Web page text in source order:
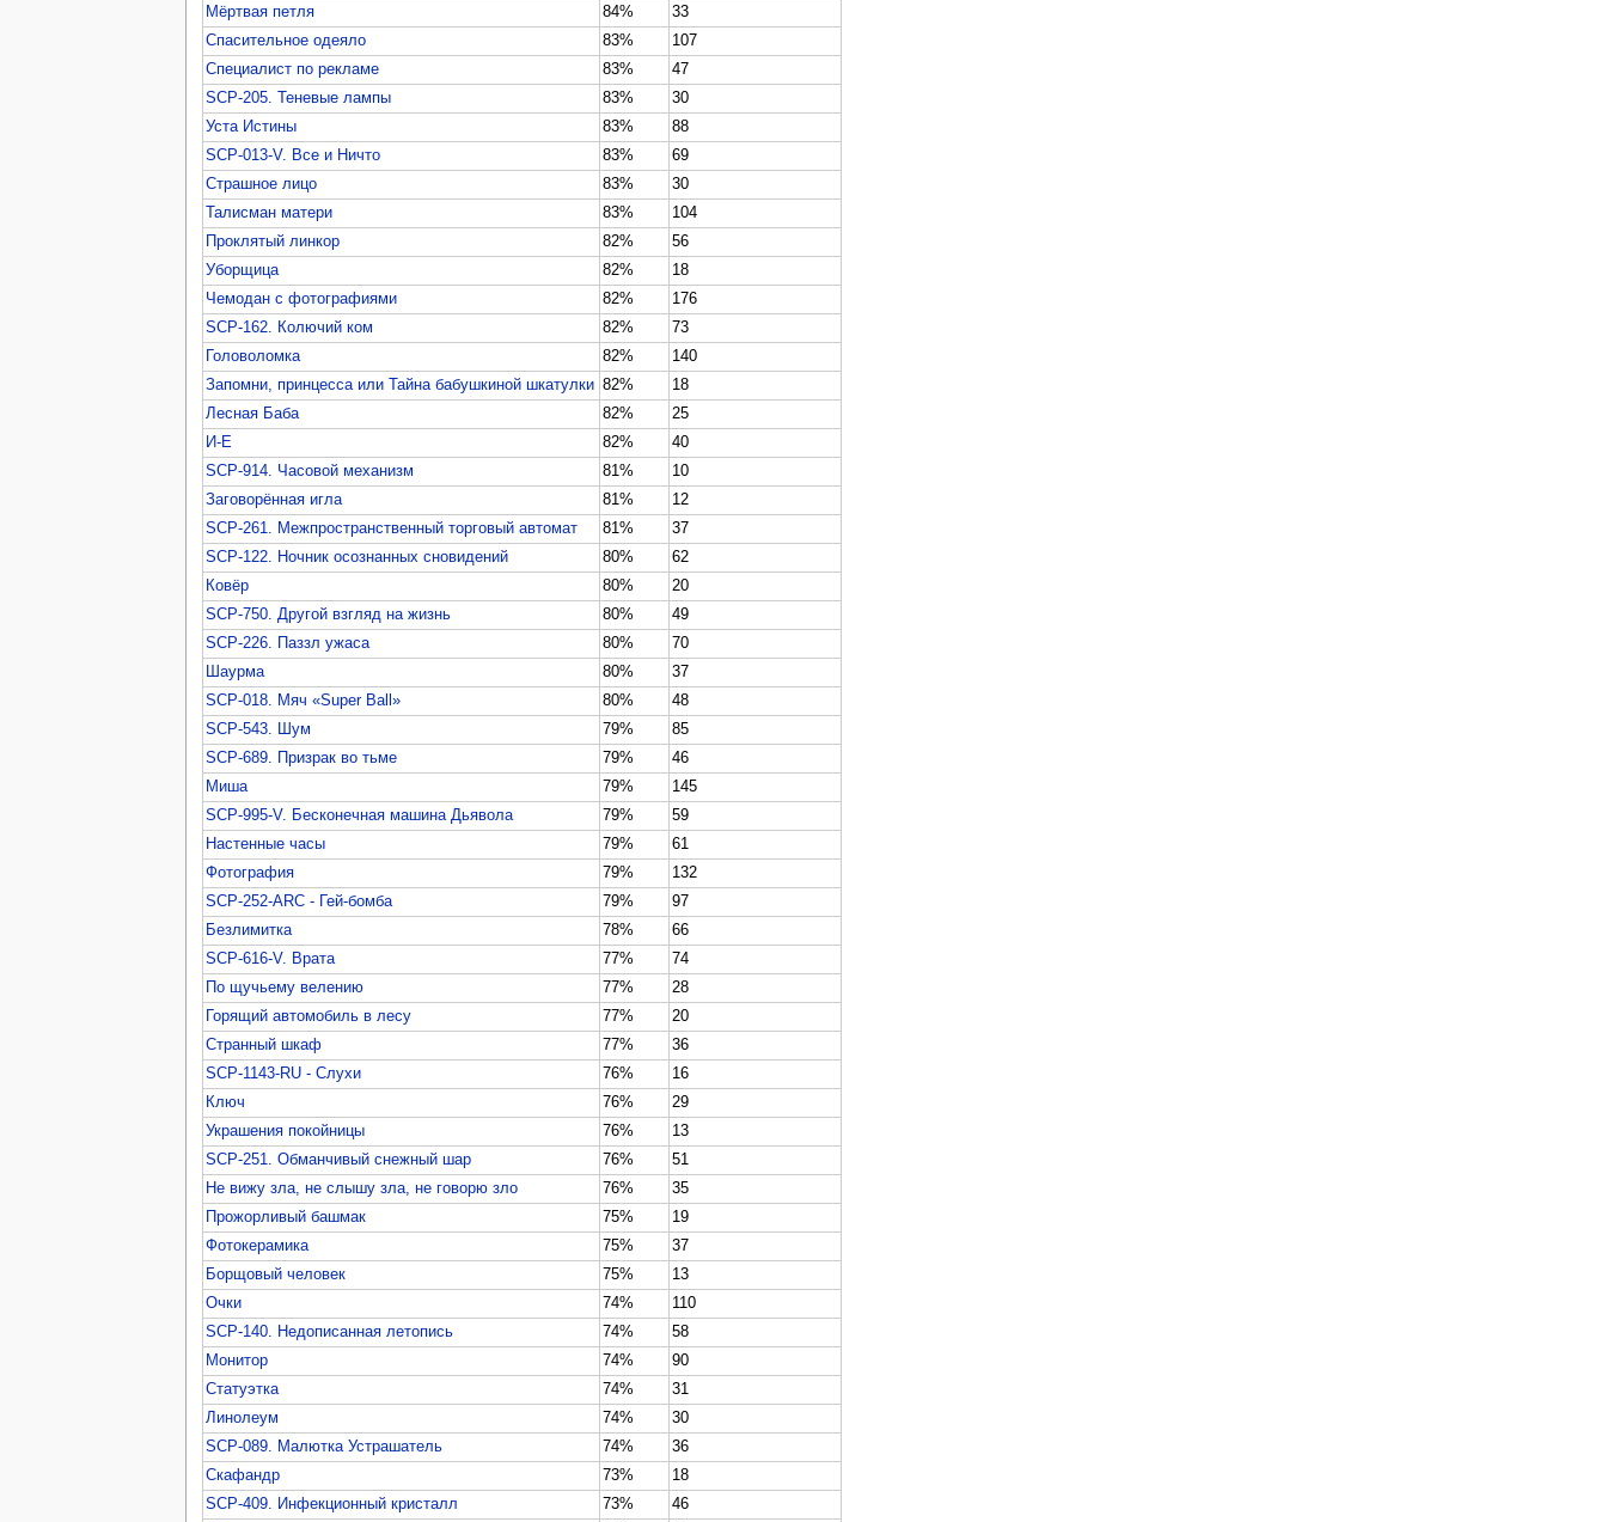
Мёртвая петля
84%
33
Спасительное одеяло
83%
107
Специалист по рекламе
83%
47
SCP-205. Теневые лампы
83%
30
Уста Истины
83%
88
SCP-013-V. Все и Ничто
83%
69
Страшное лицо
83%
30
Талисман матери
83%
104
Проклятый линкор
82%
56
Уборщица
82%
18
Чемодан с фотографиями
82%
176
SCP-162. Колючий ком
82%
73
Головоломка
82%
140
Запомни, принцесса или Тайна бабушкиной шкатулки 82%
18
Лесная Баба
82%
25
И-Е
82%
40
SCP-914. Часовой механизм
81%
10
Заговорённая игла
81%
12
SCP-261. Межпространственный торговый автомат
81%
37
SCP-122. Ночник осознанных сновидений
80%
62
Ковёр
80%
20
SCP-750. Другой взгляд на жизнь
80%
49
SCP-226. Паззл ужаса
80%
70
Шаурма
80%
37
SCP-018. Мяч «Super Ball»
80%
48
SCP-543. Шум
79%
85
SCP-689. Призрак во тьме
79%
46
Миша
79%
145
SCP-995-V. Бесконечная машина Дьявола
79%
59
Настенные часы
79%
61
Фотография
79%
132
SCP-252-ARC - Гей-бомба
79%
97
Безлимитка
78%
66
SCP-616-V. Врата
77%
74
По щучьему велению
77%
28
Горящий автомобиль в лесу
77%
20
Странный шкаф
77%
36
SCP-1143-RU - Слухи
76%
16
Ключ
76%
29
Украшения покойницы
76%
13
SCP-251. Обманчивый снежный шар
76%
51
Не вижу зла, не слышу зла, не говорю зло
76%
35
Прожорливый башмак
75%
19
Фотокерамика
75%
37
Борщовый человек
75%
13
Очки
74%
110
SCP-140. Недописанная летопись
74%
58
Монитор
74%
90
Статуэтка
74%
31
Линолеум
74%
30
SCP-089. Малютка Устрашатель
74%
36
Скафандр
73%
18
SCP-409. Инфекционный кристалл
73%
46